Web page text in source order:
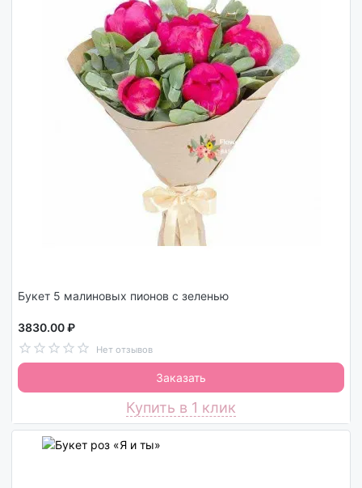
Букет 5 малиновых пионов с зеленью
3830.00 ₽
Нет отзывов
Заказать
Купить в 1 клик